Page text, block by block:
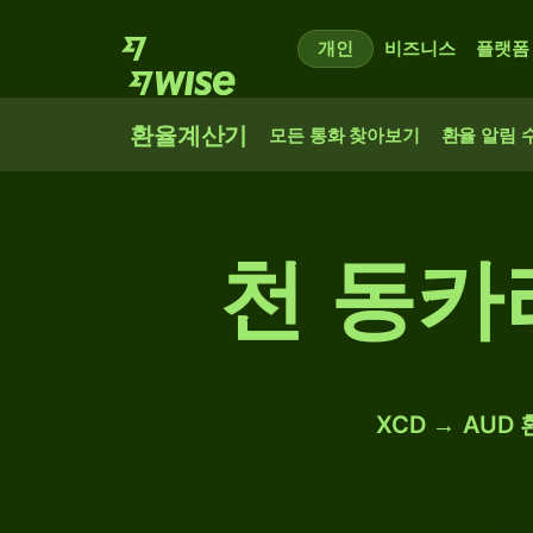
개인 비즈니스 플랫폼
환율계산기 모든 통화 찾아보기 환율 알림
천 동
XCD → AUD